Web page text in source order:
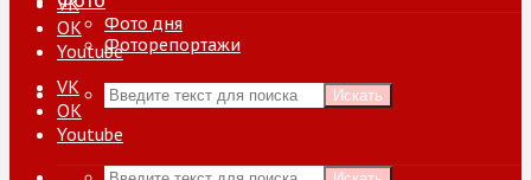
ОК
Youtube
Искать
Фото дня
Фоторепортажи
VK
ОК
Youtube